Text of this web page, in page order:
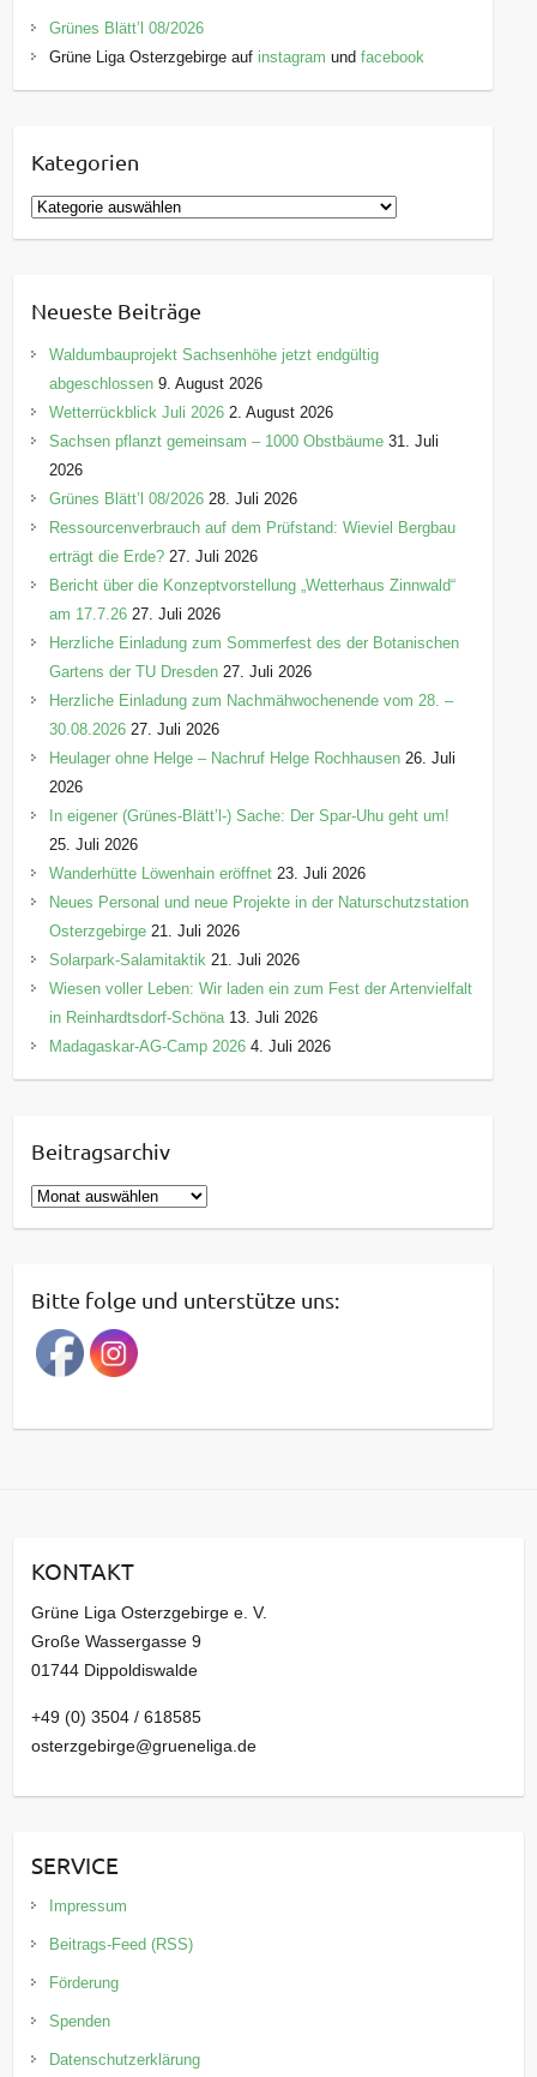
Grünes Blätt’l 08/2026
Grüne Liga Osterzgebirge auf instagram undfacebook
Kategorien
K
a
g
o
i
e
Neueste Beiträge
Waldumbauprojekt Sachsenhöhe jetzt endgültig
abgeschlossen 9. August 2026
Wetterrückblick Juli 2026 2. August 2026
Sachsen pflanzt gemeinsam – 1000 Obstbäume 31. Juli
2026
Grünes Blätt’l 08/2026 28. Juli 2026
Ressourcenverbrauch auf dem Prüfstand: Wieviel Bergbau
erträgt die Erde? 27. Juli 2026
Bericht über die Konzeptvorstellung „Wetterhaus Zinnwald“
am 17.7.26 27. Juli 2026
Herzliche Einladung zum Sommerfest des der Botanischen
Gartens der TU Dresden 27. Juli 2026
Herzliche Einladung zum Nachmähwochenende vom 28. –
30.08.2026 27. Juli 2026
Heulager ohne Helge – Nachruf Helge Rochhausen 26. Juli
2026
In eigener (Grünes-Blätt’l-) Sache: Der Spar-Uhu geht um!
25. Juli 2026
Wanderhütte Löwenhain eröffnet 23. Juli 2026
Neues Personal und neue Projekte in der Naturschutzstation
Osterzgebirge 21. Juli 2026
Solarpark-Salamitaktik 21. Juli 2026
Wiesen voller Leben: Wir laden ein zum Fest der Artenvielfalt
in Reinhardtsdorf-Schöna 13. Juli 2026
Madagaskar-AG-Camp 2026 4. Juli 2026
Beitragsarchiv
B
e
r
a
g
a
v
Bitte folge und unterstütze uns:
KONTAKT
Grüne Liga Osterzgebirge e. V.
Große Wassergasse 9
01744 Dippoldiswalde
+49 (0) 3504 / 618585
osterzgebirge@grueneliga.de
SERVICE
Impressum
Beitrags-Feed (RSS)
Förderung
Spenden
Datenschutzerklärung